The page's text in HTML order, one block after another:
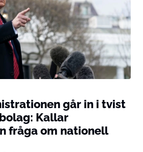
går in i tvist
Kallar
fråga om nationell